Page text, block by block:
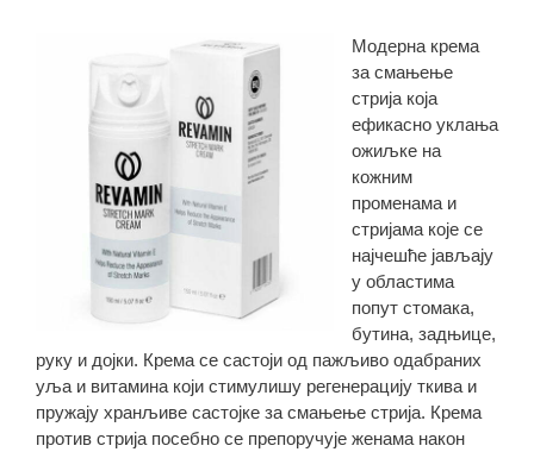
Модерна крема
за смањење
стрија која
ефикасно уклања
ожиљке на
кожним
променама и
стријама које се
најчешће јављају
у областима
попут стомака,
бутина, задњице,
руку и дојки. Крема се састоји од пажљиво одабраних
уља и витамина који стимулишу регенерацију ткива и
пружају хранљиве састојке за смањење стрија. Крема
против стрија посебно се препоручује женама након